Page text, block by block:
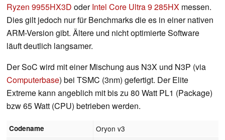
Ryzen 9955HX3D oderIntel Core Ultra 9 285HX messen.
Dies gilt jedoch nur für Benchmarks die es in einer nativen
ARM-Version gibt. Ältere und nicht optimierte Software
läuft deutlich langsamer.
Der SoC wird mit einer Mischung aus N3X und N3P (via
Computerbase) bei TSMC (3nm) gefertigt. Der Elite
Extreme kann angeblich mit bis zu 80 Watt PL1 (Package)
bzw 65 Watt (CPU) betrieben werden.
Codename Oryon v3